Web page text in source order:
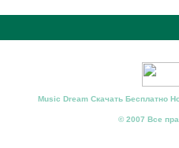
Music Dream Скачать Бесплатно
© 2007 Все